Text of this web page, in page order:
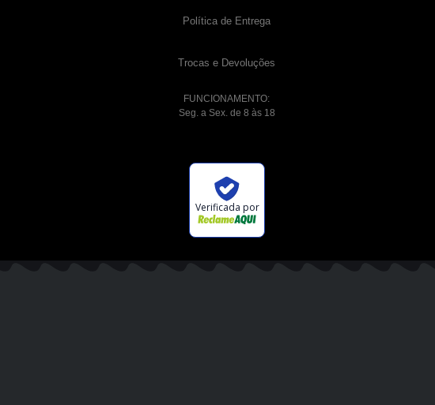
Política de Entrega
Trocas e Devoluções
FUNCIONAMENTO:
Seg. a Sex. de 8 às 18
Verificada por